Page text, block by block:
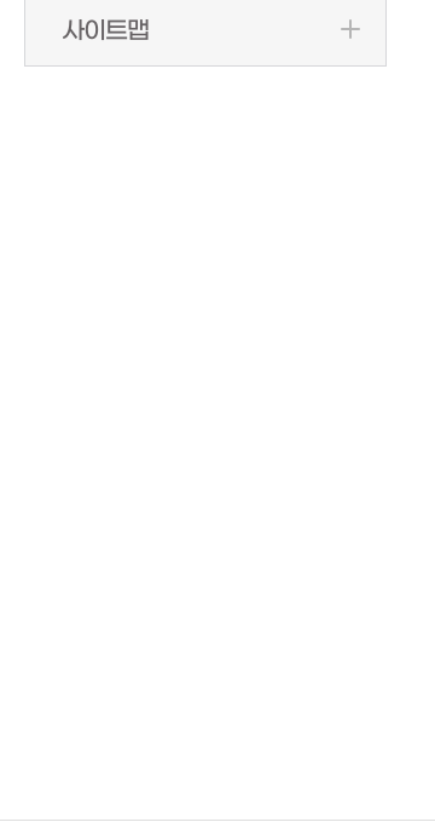
사이트맵